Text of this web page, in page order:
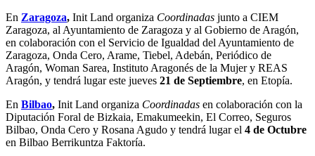
En Zaragoza, Init Land organiza Coordinadas junto a CIEM
Zaragoza, al Ayuntamiento de Zaragoza y al Gobierno de Aragón,
en colaboración con el Servicio de Igualdad del Ayuntamiento de
Zaragoza, Onda Cero, Arame, Tiebel, Adebán, Periódico de
Aragón, Woman Sarea, Instituto Aragonés de la Mujer y REAS
Aragón, y tendrá lugar este jueves 21 de Septiembre, en Etopía.
En Bilbao, Init Land organiza Coordinadas en colaboración con la
Diputación Foral de Bizkaia, Emakumeekin, El Correo, Seguros
Bilbao, Onda Cero y Rosana Agudo y tendrá lugar el 4 de Octubre
en Bilbao Berrikuntza Faktoría.